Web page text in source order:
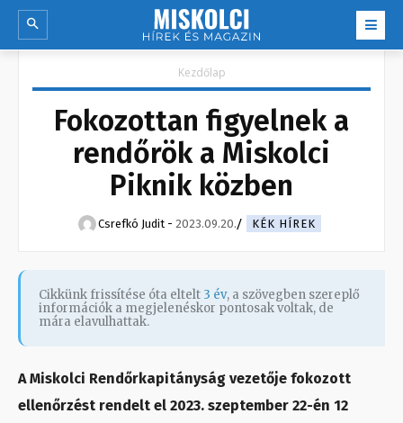
Kezdőlap
Fokozottan figyelnek a
rendőrök a Miskolci
Piknik közben
Csrefkó Judit - 2023.09.20. KÉK HÍREK
Cikkünk frissítése óta eltelt 3 év, a szövegben szereplő
információk a megjelenéskor pontosak voltak, de
mára elavulhattak.
A Miskolci Rendőrkapitányság vezetője fokozott
ellenőrzést rendelt el 2023. szeptember 22-én 12